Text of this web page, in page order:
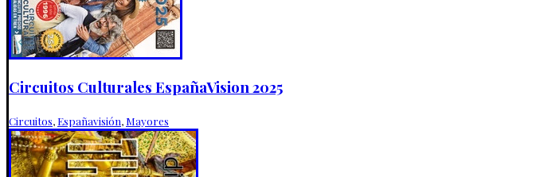
Circuitos Culturales EspañaVision 2025
Circuitos,Españavisión, Mayores